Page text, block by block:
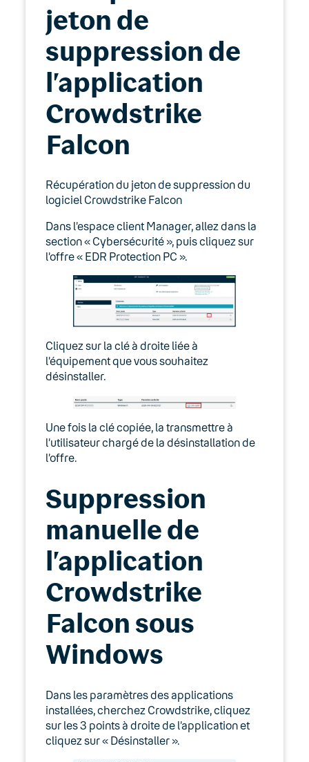
jeton de
suppression de
l’application
Crowdstrike
Falcon
Récupération du jeton de suppression du
logiciel Crowdstrike Falcon
Dans l’espace client Manager, allez dans la
section « Cybersécurité », puis cliquez sur
l’offre « EDR Protection PC ».
Cliquez sur la clé à droite liée à
l’équipement que vous souhaitez
désinstaller.
Une fois la clé copiée, la transmettre à
l’utilisateur chargé de la désinstallation de
l’offre.
Suppression
manuelle de
l’application
Crowdstrike
Falcon sous
Windows
Dans les paramètres des applications
installées, cherchez Crowdstrike, cliquez
sur les 3 points à droite de l’application et
cliquez sur « Désinstaller ».